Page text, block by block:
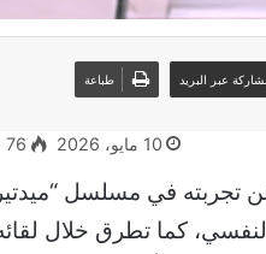
10 مايو، 2026 76
في مسلسل
كما تطرق خلال لقائه
عبر البريد طباعة